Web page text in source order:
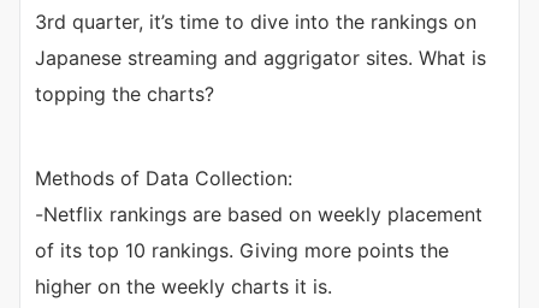
3rd quarter, it’s time to dive into the rankings on
Japanese streaming and aggrigator sites. What is
topping the charts?
Methods of Data Collection:
-Netflix rankings are based on weekly placement
of its top 10 rankings. Giving more points the
higher on the weekly charts it is.